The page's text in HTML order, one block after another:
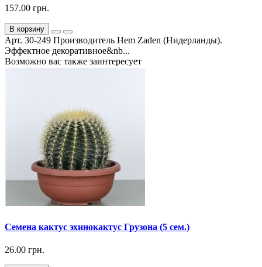
157.00 грн.
В корзину
Арт. 30-249 Производитель Hem Zaden (Нидерланды).
Эффектное декоративное&nb...
Возможно вас также заинтересует
Семена кактус эхинокактус Грузона (5 сем.)
26.00 грн.